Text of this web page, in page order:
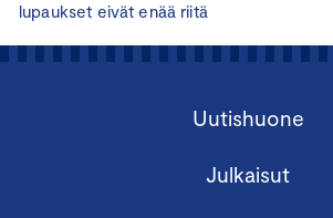
lupaukset eivät enää riitä
Uutishuone
Julkaisut